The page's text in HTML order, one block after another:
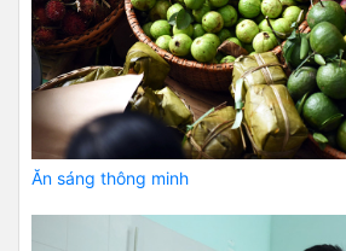
Ăn sáng thông minh